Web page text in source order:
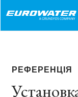
РЕФЕРЕНЦІЯ